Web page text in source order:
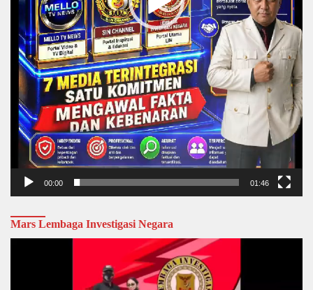
00:00 01:46
Mars Lembaga Investigasi Negara